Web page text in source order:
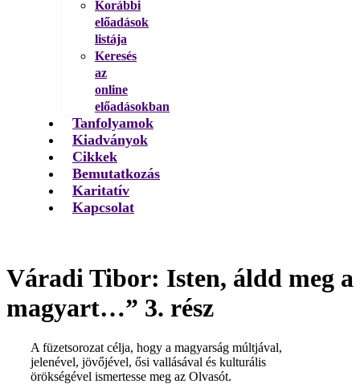
Korábbi
előadások
listája
Keresés
az
online
előadásokban
Tanfolyamok
Kiadványok
Cikkek
Bemutatkozás
Karitatív
Kapcsolat
Váradi Tibor: Isten, áldd meg a
magyart…” 3. rész
A füzetsorozat célja, hogy a magyarság múltjával,
jelenével, jövőjével, ősi vallásával és kulturális
örökségével ismertesse meg az Olvasót.